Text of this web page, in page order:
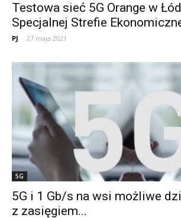
Testowa sieć 5G Orange w
Specjalnej Strefie
PJ - 27 maja 2021
5G
5G i 1 Gb/s na wsi możliwe
z zasięgiem...